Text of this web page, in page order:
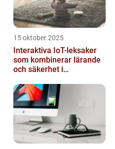
15 oktober 2025
Interaktiva IoT-leksaker
som kombinerar lärande
och säkerhet i